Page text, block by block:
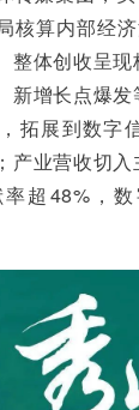
核算内部经
整体创收呈
新增长点爆
拓展到数字
产业营收切
超48%，